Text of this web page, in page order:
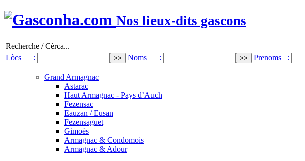
Nos lieux-dits gascons
Recherche / Cèrca...
Lòcs :
Noms : Prenoms :
Grand Armagnac
Astarac
Haut Armagnac - Pays d’Auch
Fezensac
Eauzan / Eusan
Fezensaguet
Gimoès
Armagnac & Condomois
Armagnac & Adour